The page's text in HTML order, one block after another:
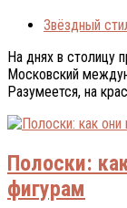
Звёздный
На днях в столицу
Московский
Разумеется, на
Полоски:
фигурам